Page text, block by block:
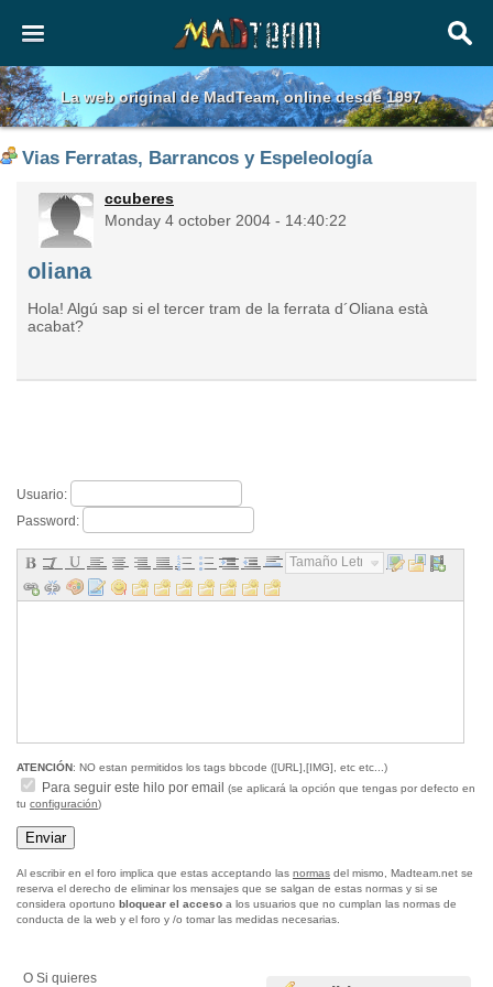
La web original de MadTeam, online desde 1997
Vias Ferratas, Barrancos y Espeleología
ccuberes
Monday 4 october 2004 - 14:40:22
oliana
Hola! Algú sap si el tercer tram de la ferrata d´Oliana està
acabat?
Usuario:
Password:
Tamaño Letra...
ATENCIÓN: NO estan permitidos los tags bbcode ([URL],[IMG], etc etc...)
Para seguir este hilo por email
(se aplicará la opción que tengas por defecto en
tu configuración)
Al escribir en el foro implica que estas acceptando las normas del mismo, Madteam.net se
reserva el derecho de eliminar los mensajes que se salgan de estas normas y si se
considera oportuno bloquear el acceso a los usuarios que no cumplan las normas de
conducta de la web y el foro y /o tomar las medidas necesarias.
O Si quieres